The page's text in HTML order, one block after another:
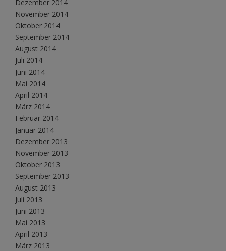
Dezember 2014
November 2014
Oktober 2014
September 2014
August 2014
Juli 2014
Juni 2014
Mai 2014
April 2014
März 2014
Februar 2014
Januar 2014
Dezember 2013
November 2013
Oktober 2013
September 2013
August 2013
Juli 2013
Juni 2013
Mai 2013
April 2013
März 2013